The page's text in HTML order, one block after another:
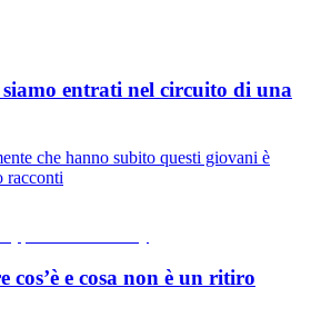
entrati nel circuito di una
che hanno subito questi giovani è
racconti
cos’è e cosa non è un ritiro